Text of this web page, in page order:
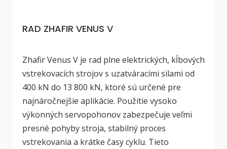
RAD ZHAFIR VENUS V
Zhafir Venus V je rad plne elektrických, kĺbových
vstrekovacích strojov s uzatváracími silami od
400 kN do 13 800 kN, ktoré sú určené pre
najnáročnejšie aplikácie. Použitie vysoko
výkonných servopohonov zabezpečuje veľmi
presné pohyby stroja, stabilný proces
vstrekovania a krátke časy cyklu. Tieto